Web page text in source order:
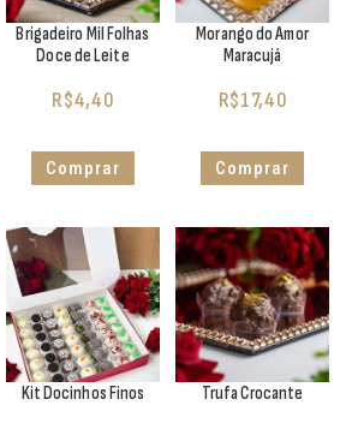
Brigadeiro Mil Folhas
Doce de Leite
R$4,40
Comprar
Morango do Amor
Maracujá
R$17,40
Comprar
Kit Docinhos Finos Trufa Crocante